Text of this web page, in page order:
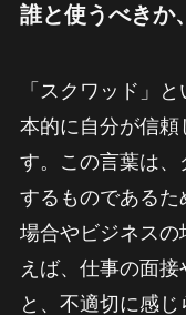
誰と使うべきか
「スクワッド」
本的に自分が信
す。この言葉は
するものである
場合やビジネスの
えば、仕事の面
と、不適切に感